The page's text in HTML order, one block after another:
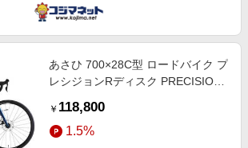
あさひ 700×28C型 ロードバイク プ
レシジョンRディスク PRECISION
【組立商品につき返品不可】
161960001
￥ 118,800
1.5%